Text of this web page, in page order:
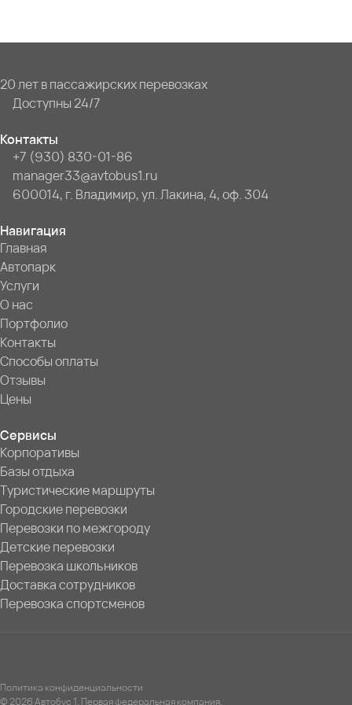
20 лет в пассажирских перевозках
Доступны 24/7
Контакты
+7 (930) 830-01-86
manager33@avtobus1.ru
600014, г. Владимир, ул. Лакина, 4, оф. 304
Навигация
Главная
Автопарк
Услуги
О нас
Портфолио
Контакты
Способы оплаты
Отзывы
Цены
Сервисы
Корпоративы
Базы отдыха
Туристические маршруты
Городские перевозки
Перевозки по межгороду
Детские перевозки
Перевозка школьников
Доставка сотрудников
Перевозка спортсменов
Политика конфиденциальности
© 2026 Автобус 1. Первая федеральная компания.